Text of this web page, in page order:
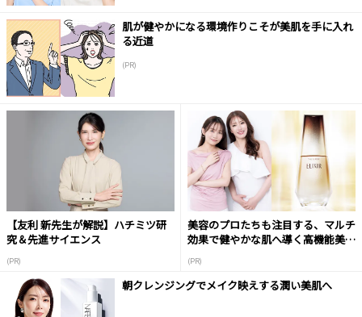
肌が健やかになる環境作りこそが美肌を手に入れ
る近道
(PR)
【友利 新先生が解説】ハチミツ研
究＆先進サイエンス
(PR)
美容のプロたちも注目する、マルチ
効果で健やかな肌へ導く高機能美容
(PR)
朝クレンジングでメイク映えする潤い美肌へ